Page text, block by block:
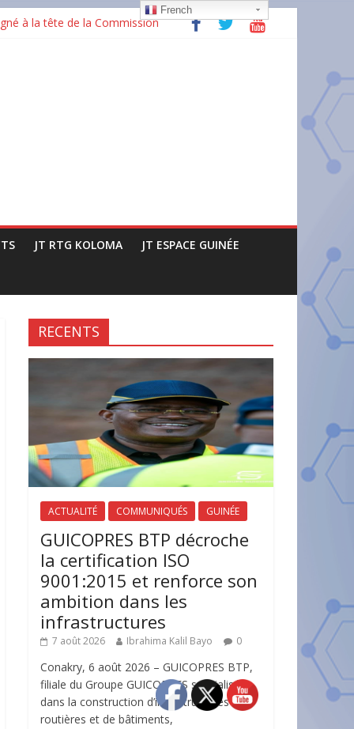
à la tête de la Commission
JT RTG KOLOMA JT ESPACE GUINÉE
RECENTS
ACTUALITÉ COMMUNIQUÉS GUINÉE
GUICOPRES BTP décroche
la certification ISO
9001:2015 et renforce son
ambition dans les
infrastructures
7 août 2026 Ibrahima Kalil Bayo 0
Conakry, 6 août 2026 – GUICOPRES BTP,
filiale du Groupe GUICOPRES spécialisée
dans la construction d’infrastructures
routières et de bâtiments,
French